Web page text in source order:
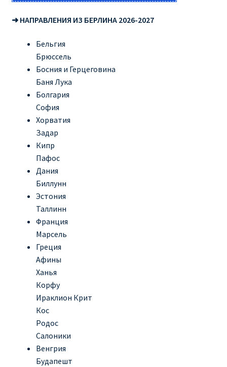
АВИАБИЛЕТЫ ВИЛЬНЮС БАРСЕЛОНА
АВИАБИЛЕТЫ ХЕЛЬСИНКИ МИЛАН
Акции RYANAIR из Варшавы
Акции RYANAIR из Вильнюса
Акции RYANAIR из Каунаса
Аликанте
Барселона
БИЛЕТЫ RYANAIR | ПОИСК ЛУЧШЕЙ ЦЕНЫ |
БРОНИРОВАНИЕ
БИЛЕТЫ RYANAIR НА ЗАВТРА КУПИТЬ ОНЛАЙН
ДЕШЕВЫЕ АВИАБИЛЕТЫ В БАРСЕЛОНУ
ДЕШЕВЫЕ АВИАБИЛЕТЫ В БЕРЛИН
ДЕШЕВЫЕ АВИАБИЛЕТЫ В БУХАРЕСТ
ДЕШЕВЫЕ АВИАБИЛЕТЫ В ВАРШАВУ
➜ НАПРАВЛЕНИЯ ИЗ БЕРЛИНА 2026-2027
Бельгия
Брюссель
Босния и Герцеговина
Баня Лука
Болгария
София
Хорватия
Задар
Кипр
Пафос
Дания
Биллунн
Эстония
Таллинн
Франция
Марсель
Греция
Афины
Ханья
Корфу
Ираклион Крит
Кос
Родос
Салоники
Венгрия
Будапешт